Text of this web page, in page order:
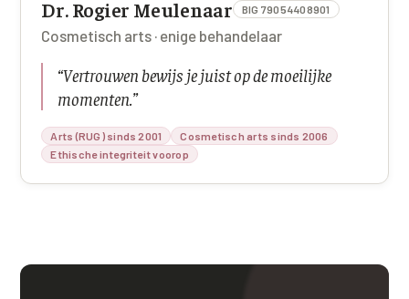
Dr. Rogier Meulenaar BIG 79054408901
Cosmetisch arts · enige behandelaar
“Vertrouwen bewijs je juist op de moeilijke
momenten. ”
Arts (RUG) sinds 2001
Cosmetisch arts sinds 2006
Ethische integriteit voorop